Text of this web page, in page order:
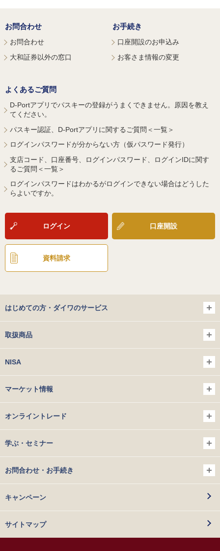
お問合わせ
お問合わせ
大和証券以外の窓口
お手続き
口座開設のお申込み
お客さま情報の変更
よくあるご質問
D-Portアプリでパスキーの登録がうまくできません。原因を教え
てください。
パスキー認証、D-Portアプリに関するご質問＜一覧＞
ログインパスワードが分からない方（仮パスワード発行）
支店コード、口座番号、ログインパスワード、ログインIDに関す
るご質問＜一覧＞
ログインパスワードはわかるがログインできない場合はどうした
らよいですか。
ログイン 口座開設
資料請求
はじめての方・ダイワのサービス
取扱商品
NISA
マーケット情報
オンライントレード
学ぶ・セミナー
お問合わせ・お手続き
キャンペーン
サイトマップ